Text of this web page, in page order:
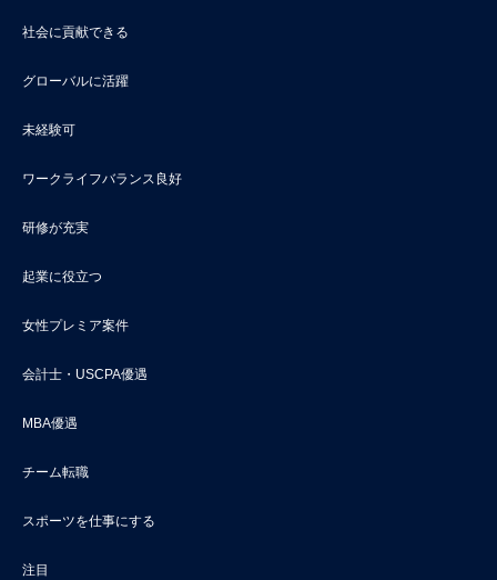
社会に貢献できる
グローバルに活躍
未経験可
ワークライフバランス良好
研修が充実
起業に役立つ
女性プレミア案件
会計士・USCPA優遇
MBA優遇
チーム転職
スポーツを仕事にする
注目